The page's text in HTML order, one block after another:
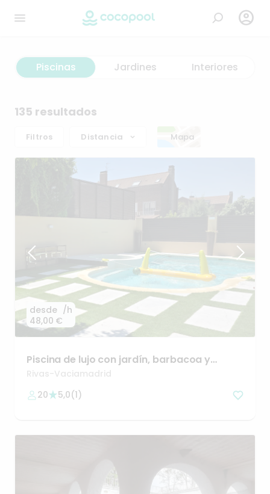

Piscinas Jardines Interiores
135 resultados
Filtros Distancia Mapa
desde
48,00 €
/h
Piscina de lujo con jardín​,​ barbacoa y
chillout
Rivas-Vaciamadrid
20
5,0(1)